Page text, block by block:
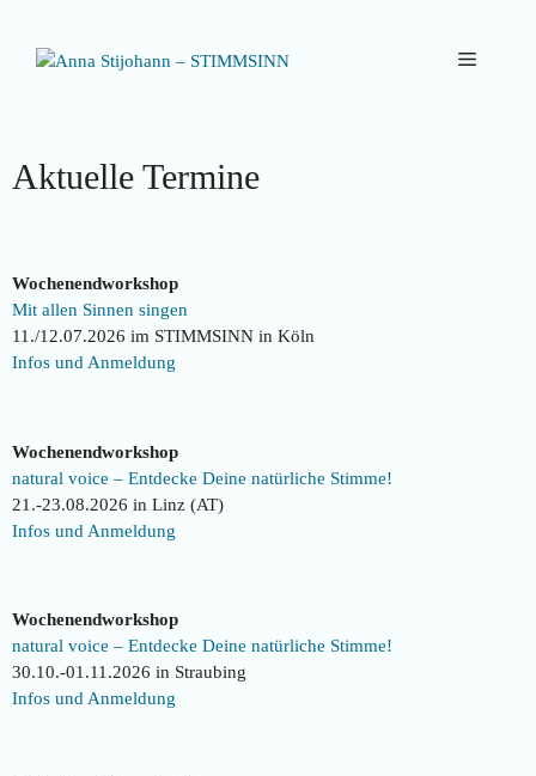
springen
Menü
Aktuelle Termine
Wochenendworkshop
Mit allen Sinnen singen
11./12.07.2026 im STIMMSINN in Köln
Infos und Anmeldung
Wochenendworkshop
natural voice – Entdecke Deine natürliche Stimme!
21.-23.08.2026 in Linz (AT)
Infos und Anmeldung
Wochenendworkshop
natural voice – Entdecke Deine natürliche Stimme!
30.10.-01.11.2026 in Straubing
Infos und Anmeldung